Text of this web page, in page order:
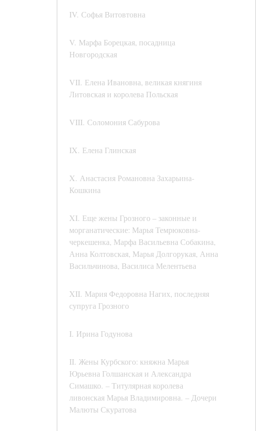
IV. Софья Витовтовна
V. Марфа Борецкая, посадница
Новгородская
VII. Елена Ивановна, великая княгиня
Литовская и королева Польская
VIII. Соломония Сабурова
IX. Елена Глинская
X. Анастасия Романовна Захарьина-
Кошкина
XI. Еще жены Грозного – законные и
морганатические: Марья Темрюковна-
черкешенка, Марфа Васильевна Собакина,
Анна Колтовская, Марья Долгорукая, Анна
Васильчинова, Василиса Мелентьева
XII. Мария Федоровна Нагих, последняя
супруга Грозного
I. Ирина Годунова
II. Жены Курбского: княжна Марья
Юрьевна Голшанская и Александра
Симашко. – Титулярная королева
ливонская Марья Владимировна. – Дочери
Малюты Скуратова